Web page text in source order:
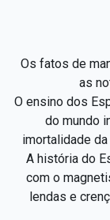
Os fatos de
as
O ensino dos
do mundo
imortalidade
A história do
com o
lendas e